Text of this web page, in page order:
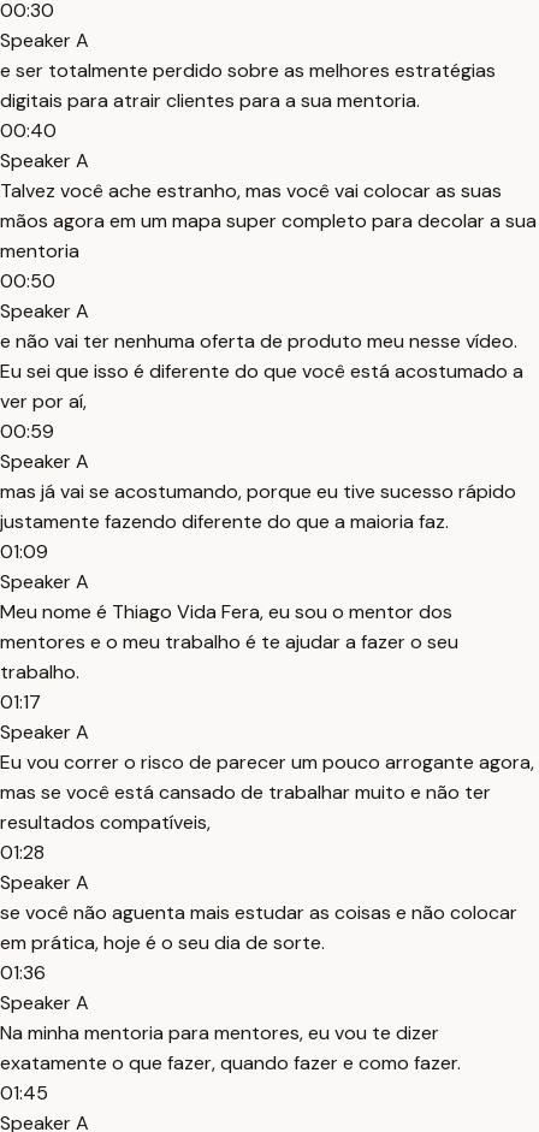
00:30
Speaker A
e ser totalmente perdido sobre as melhores estratégias
digitais para atrair clientes para a sua mentoria.
00:40
Speaker A
Talvez você ache estranho, mas você vai colocar as suas
mãos agora em um mapa super completo para decolar a sua
mentoria
00:50
Speaker A
e não vai ter nenhuma oferta de produto meu nesse vídeo.
Eu sei que isso é diferente do que você está acostumado a
ver por aí,
00:59
Speaker A
mas já vai se acostumando, porque eu tive sucesso rápido
justamente fazendo diferente do que a maioria faz.
01:09
Speaker A
Meu nome é Thiago Vida Fera, eu sou o mentor dos
mentores e o meu trabalho é te ajudar a fazer o seu
trabalho.
01:17
Speaker A
Eu vou correr o risco de parecer um pouco arrogante agora,
mas se você está cansado de trabalhar muito e não ter
resultados compatíveis,
01:28
Speaker A
se você não aguenta mais estudar as coisas e não colocar
em prática, hoje é o seu dia de sorte.
01:36
Speaker A
Na minha mentoria para mentores, eu vou te dizer
exatamente o que fazer, quando fazer e como fazer.
01:45
Speaker A